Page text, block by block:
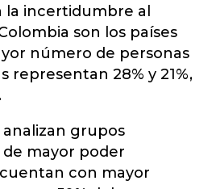
la incertidumbre al
son los países
número de personas
representan 28% y 21%,
analizan grupos
mayor poder
con mayor